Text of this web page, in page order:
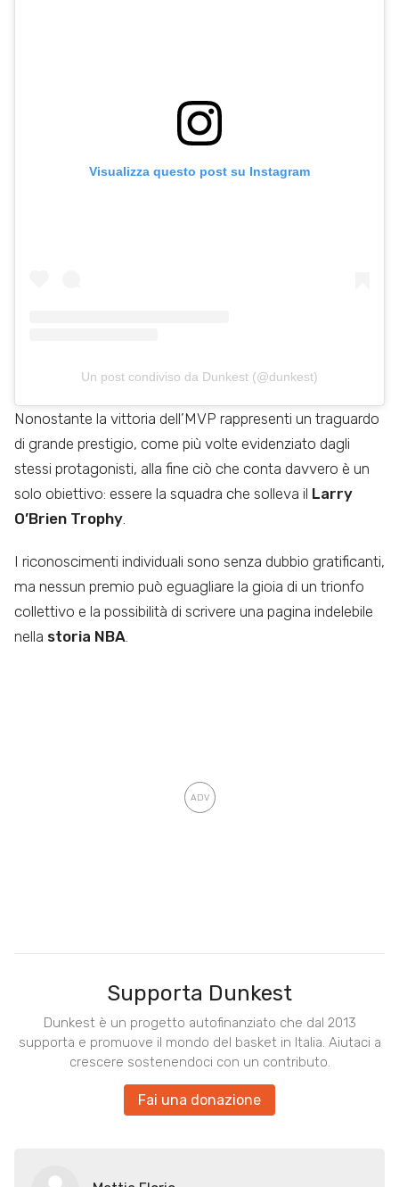
Visualizza questo post su Instagram
Un post condiviso da Dunkest (@dunkest)
Nonostante la vittoria dell’MVP rappresenti un traguardo
di grande prestigio, come più volte evidenziato dagli
stessi protagonisti, alla fine ciò che conta davvero è un
solo obiettivo: essere la squadra che solleva il Larry
O’Brien Trophy
I riconoscimenti individuali sono senza dubbio gratificanti,
ma nessun premio può eguagliare la gioia di un trionfo
collettivo e la possibilità di scrivere una pagina indelebile
nella storia NBA.
Supporta Dunkest
Dunkest è un progetto autofinanziato che dal 2013
supporta e promuove il mondo del basket in Italia. Aiutaci a
crescere sostenendoci con un contributo.
Fai una donazione